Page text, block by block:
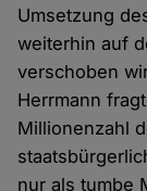
Umsetzung
weiterhin auf
verschoben
Herrmann
Millionenzahl
nur als tumbe